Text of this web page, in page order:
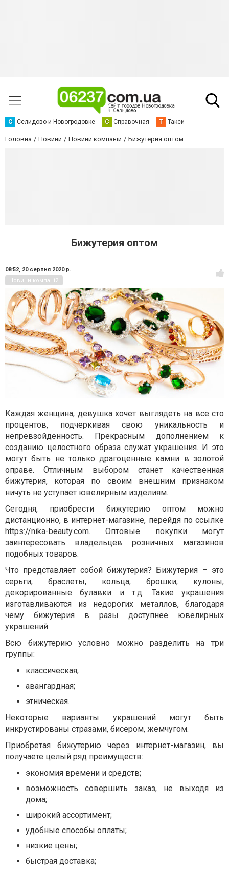
С Селидово и Новогродовке С Справочная Т Такси
Головна Новини Новини компаній Бижутерия оптом
Бижутерия оптом
08:52, 20 серпня 2020 р.
Новини компаній
Каждая женщина, девушка хочет выглядеть на все сто
процентов, подчеркивая свою уникальность и
непревзойденность. Прекрасным дополнением к
созданию целостного образа служат украшения. И это
могут быть не только драгоценные камни в золотой
оправе. Отличным выбором станет качественная
бижутерия, которая по своим внешним признаком
ничуть не уступает ювелирным изделиям.
Сегодня, приобрести бижутерию оптом можно
дистанционно, в интернет-магазине, перейдя по ссылке
https://nika-beauty.com. Оптовые покупки могут
заинтересовать владельцев розничных магазинов
подобных товаров.
Что представляет собой бижутерия? Бижутерия – это
серьги, браслеты, кольца, брошки, кулоны,
декорированные булавки и т.д. Такие украшения
изготавливаются из недорогих металлов, благодаря
чему бижутерия в разы доступнее ювелирных
украшений.
Всю бижутерию условно можно разделить на три
группы:
классическая;
авангардная;
этническая.
Некоторые варианты украшений могут быть
инкрустированы стразами, бисером, жемчугом.
Приобретая бижутерию через интернет-магазин, вы
получаете целый ряд преимуществ:
экономия времени и средств;
возможность совершить заказ, не выходя из
дома;
широкий ассортимент;
удобные способы оплаты;
низкие цены;
быстрая доставка;